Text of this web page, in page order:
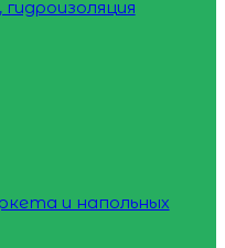
и напольных